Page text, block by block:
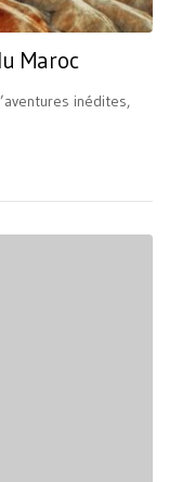
Maroc
inédites,